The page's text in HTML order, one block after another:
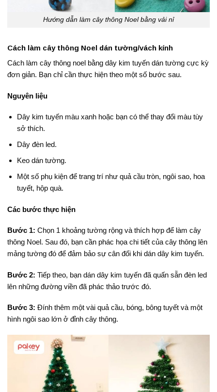
Hướng dẫn làm cây thông Noel bằng vải nỉ
Cách làm cây thông Noel dán tường/vách kính
Cách làm cây thông noel bằng dây kim tuyến dán tường cực kỳ
đơn giản. Bạn chỉ cần thực hiện theo một số bước sau.
Nguyên liệu
Dây kim tuyến màu xanh hoặc bạn có thể thay đổi màu tùy
sở thích.
Dây đèn led.
Keo dán tường.
Một số phụ kiện để trang trí như quả cầu tròn, ngôi sao, hoa
tuyết, hộp quà.
Các bước thực hiện
Bước 1: Chọn 1 khoảng tường rộng và thích hợp để làm cây
thông Noel. Sau đó, bạn cần phác họa chi tiết của cây thông lên
mảng tường đó để đảm bảo sự cân đối khi dán dây kim tuyến.
Bước 2: Tiếp theo, bạn dán dây kim tuyến đã quấn sẵn đèn led
lên những đường viền đã phác thảo trước đó.
Bước 3: Đính thêm một vài quả cầu, bóng, bông tuyết và một
hình ngôi sao lớn ở đỉnh cây thông.